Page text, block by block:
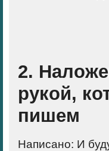
2.
рукой,
пишем
Написано: И